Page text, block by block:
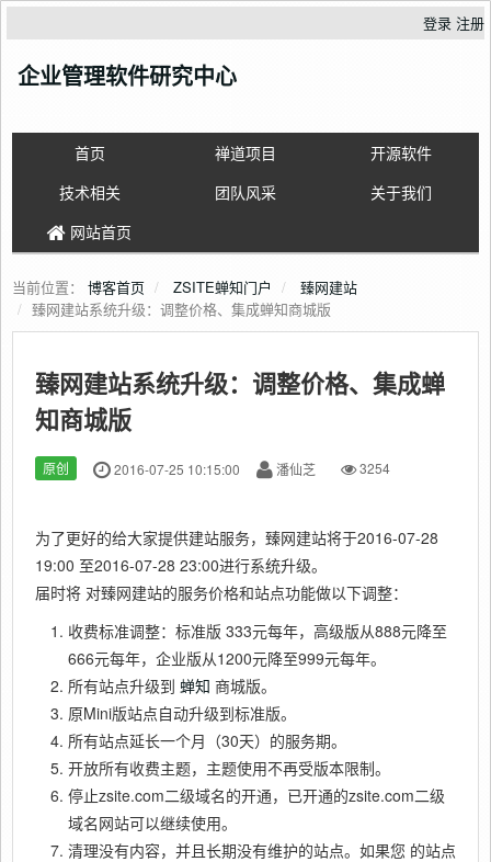
登录 注册
企业管理软件研究中心
首页 禅道项目
开源软件
技术相关
团队风采
关于我们
网站首页
当前位置： 博客首页 ZSITE蝉知门户
臻网建站
臻网建站系统升级：调整价格、集成蝉知商城版
臻网建站系统升级：调整价格、集成蝉
知商城版
原创 2016-07-25 10:15:00 潘仙芝 3254
为了更好的给大家提供建站服务，臻网建站将于2016-07-28
19:00 至2016-07-28 23:00进行系统升级。
届时将 对臻网建站的服务价格和站点功能做以下调整：
收费标准调整：标准版 333元每年，高级版从888元降至
666元每年，企业版从1200元降至999元每年。
所有站点升级到 蝉知 商城版。
原Mini版站点自动升级到标准版。
所有站点延长一个月（30天）的服务期。
开放所有收费主题，主题使用不再受版本限制。
停止zsite.com二级域名的开通，已开通的zsite.com二级
域名网站可以继续使用。
清理没有内容，并且长期没有维护的站点。如果您 的站点